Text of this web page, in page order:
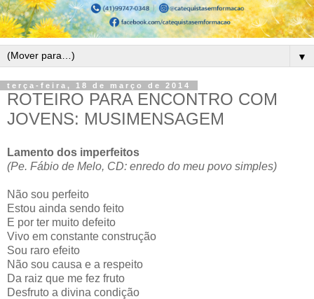
▼
terça-feira, 18 de março de 2014
ROTEIRO PARA ENCONTRO COM
JOVENS: MUSIMENSAGEM
Lamento dos imperfeitos
(Pe. Fábio de Melo, CD: enredo do meu povo simples)
Não sou perfeito
Estou ainda sendo feito
E por ter muito defeito
Vivo em constante construção
Sou raro efeito
Não sou causa e a respeito
Da raiz que me fez fruto
Desfruto a divina condição